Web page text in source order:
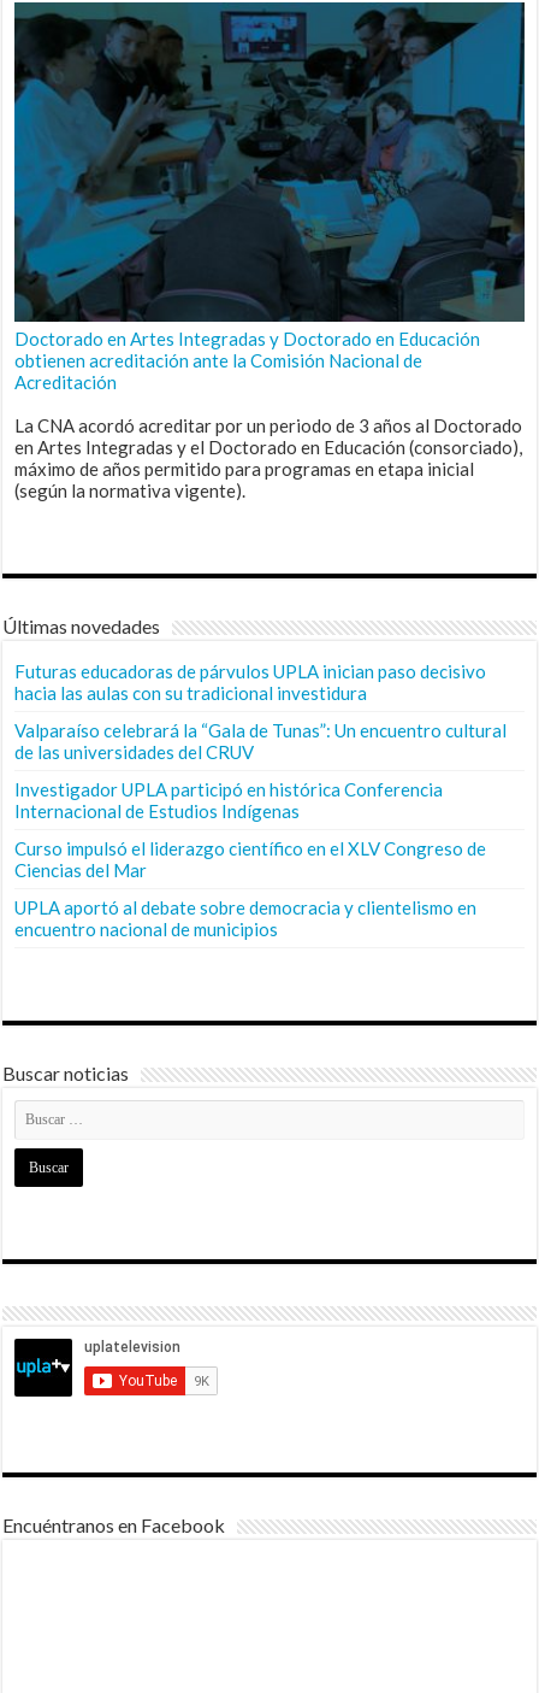
Doctorado en Artes Integradas y Doctorado en Educación
obtienen acreditación ante la Comisión Nacional de
Acreditación
La CNA acordó acreditar por un periodo de 3 años al Doctorado
en Artes Integradas y el Doctorado en Educación (consorciado),
máximo de años permitido para programas en etapa inicial
(según la normativa vigente).
Últimas novedades
Futuras educadoras de párvulos UPLA inician paso decisivo
hacia las aulas con su tradicional investidura
Valparaíso celebrará la “Gala de Tunas”: Un encuentro cultural
de las universidades del CRUV
Investigador UPLA participó en histórica Conferencia
Internacional de Estudios Indígenas
Curso impulsó el liderazgo científico en el XLV Congreso de
Ciencias del Mar
UPLA aportó al debate sobre democracia y clientelismo en
encuentro nacional de municipios
Buscar noticias
Encuéntranos en Facebook